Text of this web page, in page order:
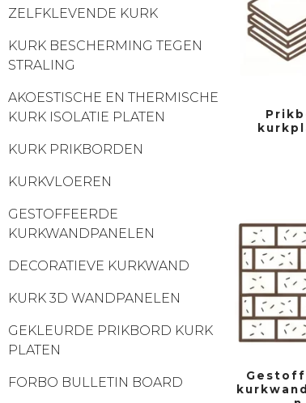
ZELFKLEVENDE KURK
KURK BESCHERMING TEGEN
STRALING
AKOESTISCHE EN THERMISCHE
KURK ISOLATIE PLATEN
KURK PRIKBORDEN
KURKVLOEREN
GESTOFFEERDE
KURKWANDPANELEN
DECORATIEVE KURKWAND
KURK 3D WANDPANELEN
GEKLEURDE PRIKBORD KURK
PLATEN
FORBO BULLETIN BOARD